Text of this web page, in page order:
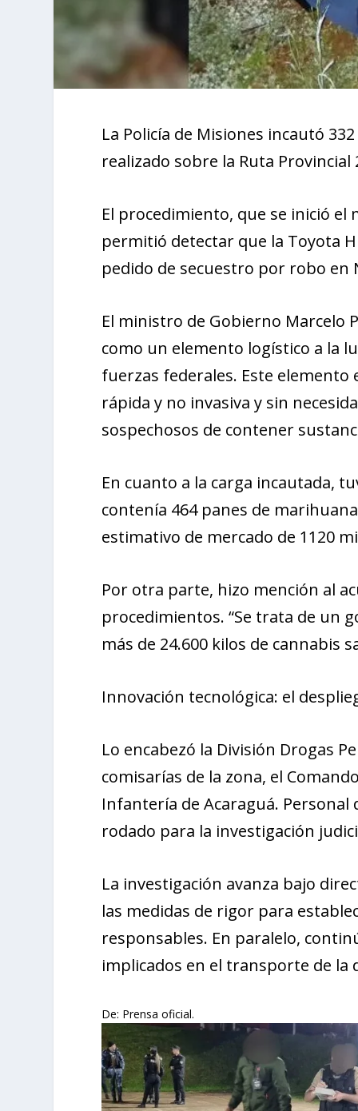
La Policía de Misiones incautó
realizado sobre la Ruta Provincial
El procedimiento, que se inició
permitió detectar que la Toyota
pedido de secuestro por robo en
El ministro de Gobierno Marcelo
como un elemento logístico a la
fuerzas federales. Este
rápida y no invasiva y sin
sospechosos de contener
En cuanto a la carga incautada,
contenía 464 panes de
estimativo de mercado de 1120
Por otra parte, hizo mención al
procedimientos. “Se trata de un
más de 24.600 kilos de cannabis
Innovación tecnológica: el
Lo encabezó la División Drogas
comisarías de la zona, el
Infantería de Acaraguá. Personal
rodado para la investigación
La investigación avanza bajo
las medidas de rigor para
responsables. En paralelo,
implicados en el transporte de la
De: Prensa oficial.